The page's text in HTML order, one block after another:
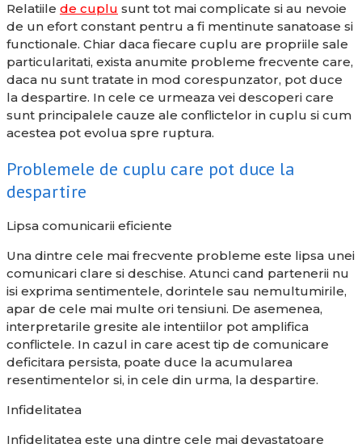
Relatiile de cuplu sunt tot mai complicate si au nevoie
de un efort constant pentru a fi mentinute sanatoase si
functionale. Chiar daca fiecare cuplu are propriile sale
particularitati, exista anumite probleme frecvente care,
daca nu sunt tratate in mod corespunzator, pot duce
la despartire. In cele ce urmeaza vei descoperi care
sunt principalele cauze ale conflictelor in cuplu si cum
acestea pot evolua spre ruptura.
Problemele de cuplu care pot duce la
despartire
Lipsa comunicarii eficiente
Una dintre cele mai frecvente probleme este lipsa unei
comunicari clare si deschise. Atunci cand partenerii nu
isi exprima sentimentele, dorintele sau nemultumirile,
apar de cele mai multe ori tensiuni. De asemenea,
interpretarile gresite ale intentiilor pot amplifica
conflictele. In cazul in care acest tip de comunicare
deficitara persista, poate duce la acumularea
resentimentelor si, in cele din urma, la despartire.
Infidelitatea
Infidelitatea este una dintre cele mai devastatoare